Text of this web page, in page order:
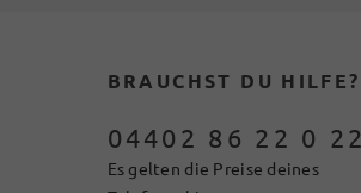
BRAUCHST DU HILFE?
04402 86 22 0 22
Es gelten die Preise deines